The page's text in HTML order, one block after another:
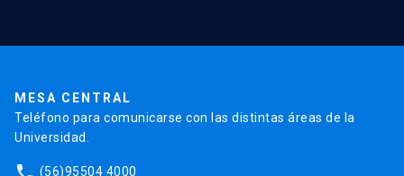
MESA CENTRAL
Teléfono para comunicarse con las distintas áreas de la
Universidad.
(56)95504 4000